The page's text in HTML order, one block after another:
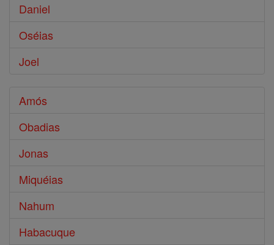
Daniel
Oséias
Joel
Amós
Obadias
Jonas
Miquéias
Nahum
Habacuque